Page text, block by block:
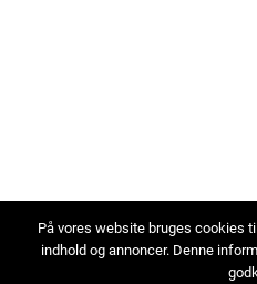
På vores website bruges cookies
indhold og annoncer. Denne